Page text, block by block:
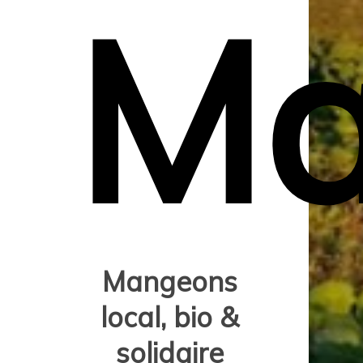
Mangeons
local, bio &
solidaire